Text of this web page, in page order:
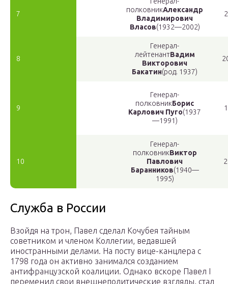
7
полковникАлександр
Владимирович
Власов(1932—2002)
8
Генерал-
лейтенантВадим
Викторович
Бакатин(род. 1937)
9
Генерал-
полковникБорис
Карлович Пуго(1937
—1991)
10
Генерал-
полковникВиктор
Павлович
Баранников(1940—
1995)
Служба в России
Взойдя на трон, Павел сделал Кочубея тайным
советником и членом Коллегии, ведавшей
иностранными делами. На посту вице-канцлера с
1798 года он активно занимался созданием
антифранцузской коалиции. Однако вскоре Павел I
переменил свои внешнеполитические взгляды, стал